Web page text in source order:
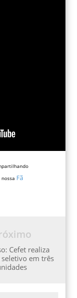
Fã
Cefet realiza
em três